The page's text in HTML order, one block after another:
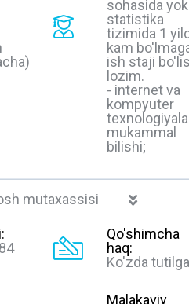
sohasida
statistika
tizimida 1
kam
ish staji
lozim.
- internet va
kompyuter
mukammal
bilishi;
mutaxassisi
Qo'shimcha
haq:
Ko'zda
Malakaviy